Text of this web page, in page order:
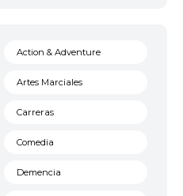
Action & Adventure
Artes Marciales
Carreras
Comedia
Demencia